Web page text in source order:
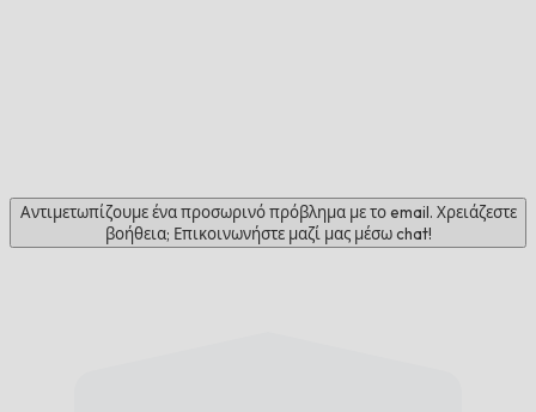
Αντιμετωπίζουμε ένα προσωρινό πρόβλημα με το email. Χρειάζεστε
βοήθεια; Επικοινωνήστε μαζί μας μέσω chat!